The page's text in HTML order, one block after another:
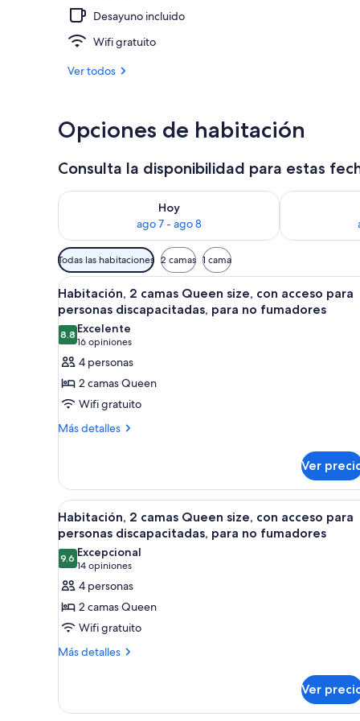
Desayuno incluido
Wifi gratuito
Ver todos
Opciones de habitación
Consulta la disponibilidad para estas
Hoy
ago 7 - ago 8
Consulta la disponibilidad para hoy ago 7 - ago 8
Consulta la
Filtros
disponibles
para
las
habitaciones
Todas las habitaciones 2 camas 1 cama
Abrir
todas
las
fotos
de
Habitación,
2
camas
Queen
acceso
para
personas
discapacitadas,
para
no
fumadores
Una habitación de hotel con
4
Habitación, 2 camas Queen size, con acceso para
personas discapacitadas, para no fumadores
8.88.8 de 10
Excelente
16 opiniones
(16
opiniones)
4 personas
2 camas Queen
Wifi gratuito
Más detalles
Más
2
camas
Queen
size,
con
acceso
para
personas
discapacitadas,
para
no
fumadores
Ver
Abrir
todas
las
fotos
de
Habitación,
2
camas
Queen
acceso
Una habitación de hotel con
4
Habitación, 2 camas Queen size, con acceso para
personas discapacitadas, para no fumadores
9.69.6 de 10
Excepcional
14 opiniones
(14
opiniones)
4 personas
2 camas Queen
Wifi gratuito
Más detalles
Más
2
Ver